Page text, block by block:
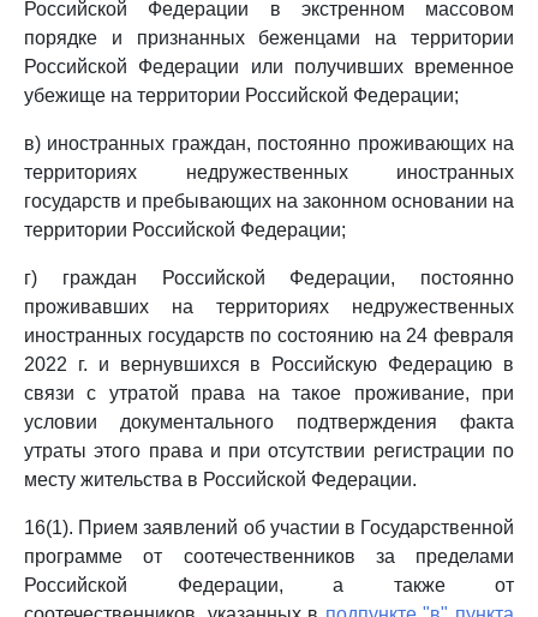
Российской Федерации в экстренном массовом
порядке и признанных беженцами на территории
Российской Федерации или получивших временное
убежище на территории Российской Федерации;
в) иностранных граждан, постоянно проживающих на
территориях недружественных иностранных
государств и пребывающих на законном основании на
территории Российской Федерации;
г) граждан Российской Федерации, постоянно
проживавших на территориях недружественных
иностранных государств по состоянию на 24 февраля
2022 г. и вернувшихся в Российскую Федерацию в
связи с утратой права на такое проживание, при
условии документального подтверждения факта
утраты этого права и при отсутствии регистрации по
месту жительства в Российской Федерации.
16(1). Прием заявлений об участии в Государственной
программе от соотечественников за пределами
Российской Федерации, а также от